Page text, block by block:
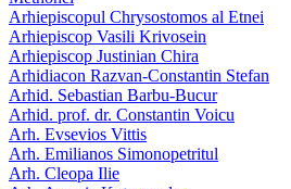
Arhiepiscopul Chrysostomos al Etnei
Arhiepiscop Vasili Krivosein
Arhiepiscop Justinian Chira
Arhidiacon Razvan-Constantin Stefan
Arhid. Sebastian Barbu-Bucur
Arhid. prof. dr. Constantin Voicu
Arh. Evsevios Vittis
Arh. Emilianos Simonopetritul
Arh. Cleopa Ilie